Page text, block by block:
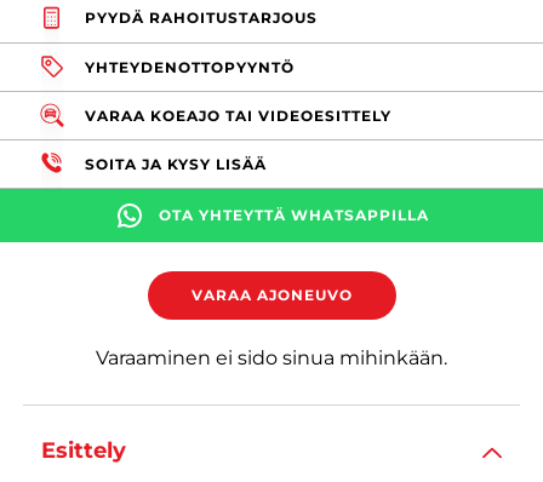
PYYDÄ RAHOITUSTARJOUS
YHTEYDENOTTOPYYNTÖ
VARAA KOEAJO TAI VIDEOESITTELY
SOITA JA KYSY LISÄÄ
OTA YHTEYTTÄ WHATSAPPILLA
VARAA AJONEUVO
Varaaminen ei sido sinua mihinkään.
Esittely